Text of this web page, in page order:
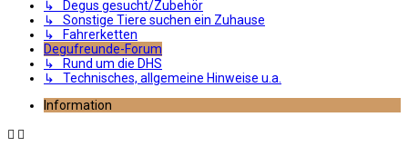
↳ Degus gesucht/Zubehör
↳ Sonstige Tiere suchen ein Zuhause
↳ Fahrerketten
Degufreunde-Forum
↳ Rund um die DHS
↳ Technisches, allgemeine Hinweise u.a.
Information